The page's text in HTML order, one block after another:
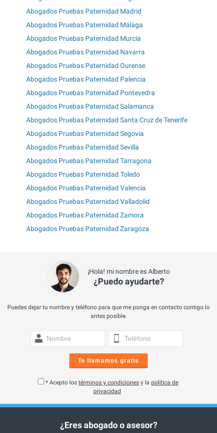
Abogados Pruebas Paternidad Madrid
Abogados Pruebas Paternidad Málaga
Abogados Pruebas Paternidad Murcia
Abogados Pruebas Paternidad Navarra
Abogados Pruebas Paternidad Ourense
Abogados Pruebas Paternidad Palencia
Abogados Pruebas Paternidad Pontevedra
Abogados Pruebas Paternidad Salamanca
Abogados Pruebas Paternidad Santa Cruz de Tenerife
Abogados Pruebas Paternidad Segovia
Abogados Pruebas Paternidad Sevilla
Abogados Pruebas Paternidad Tarragona
Abogados Pruebas Paternidad Toledo
Abogados Pruebas Paternidad Valencia
Abogados Pruebas Paternidad Valladolid
Abogados Pruebas Paternidad Zamora
Abogados Pruebas Paternidad Zaragoza
¡Hola! mi nombre es Alberto
¿Puedo ayudarte?
Puedes dejar tu nombre y teléfono para que me ponga en contacto contigo lo
antes posible.
Te llamamos gratis
* Acepto los términos y condiciones y la política de
privacidad
¿Eres abogado o asesor?